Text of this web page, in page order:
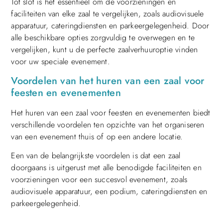
faciliteiten van elke zaal te vergelijken, zoals audiovisuele
apparatuur, cateringdiensten en parkeergelegenheid. Door
alle beschikbare opties zorgvuldig te overwegen en te
vergelijken, kunt u de perfecte zaalverhuuroptie vinden
voor uw speciale evenement.
Voordelen van het huren van een zaal voor
feesten en evenementen
Het huren van een zaal voor feesten en evenementen biedt
verschillende voordelen ten opzichte van het organiseren
van een evenement thuis of op een andere locatie.
Een van de belangrijkste voordelen is dat een zaal
doorgaans is uitgerust met alle benodigde faciliteiten en
voorzieningen voor een succesvol evenement, zoals
audiovisuele apparatuur, een podium, cateringdiensten en
parkeergelegenheid.